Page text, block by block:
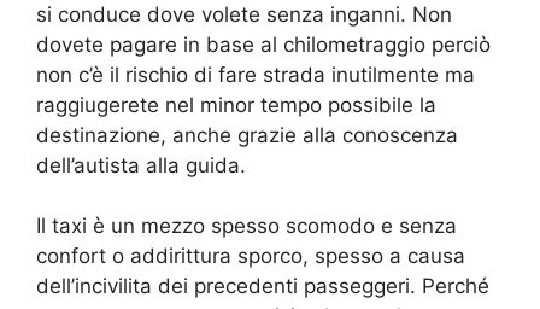
si conduce dove volete senza inganni. Non
dovete pagare in base al chilometraggio perciò
non c’è il rischio di fare strada inutilmente ma
raggiugerete nel minor tempo possibile la
destinazione, anche grazie alla conoscenza
dell’autista alla guida.
Il taxi è un mezzo spesso scomodo e senza
confort o addirittura sporco, spesso a causa
dell’incivilita dei precedenti passeggeri. Perché